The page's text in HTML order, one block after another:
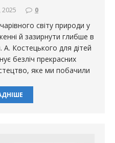
0
світу природи у
й зазирнути глибше в
А. Костецького для дітей
безліч прекрасних
яке ми побачили